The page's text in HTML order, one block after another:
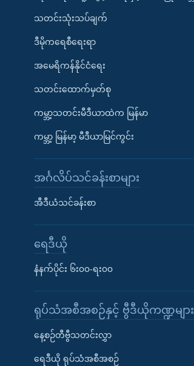
သတင်းသုံးသပ်ချက်
ဒီမိုကရေစီရေးရာ
အမေရိကန်နိုင်ငံရေး
သတင်းထောက်မှတ်စု
ကမ္ဘာ့သတင်းမီဒီယာထဲက မြန်မာ
ကမ္ဘာ့ မြန်မာ့ မီဒီယာမြင်ကွင်း
အင်္ဂလိပ်သင်ခန်းစာများ
အီဒီယံသင်ခန်းစာ
ရေဒီယို
နံနက်ပိုင်း ၆း၀၀-ရး၀၀
ရုပ်သံအစီအစဉ်နှင့် ဗွီဒီယိုကဏ္ဍများ
နေ့စဉ်တီဗွီသတင်းလွှာ
ရေဒီယို ရုပ်သံအစီအစဉ်